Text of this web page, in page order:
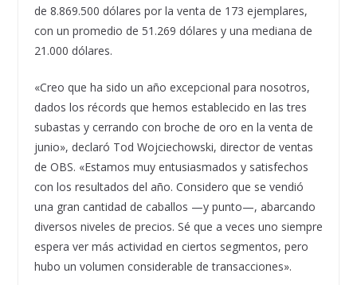
de 8.869.500 dólares por la venta de 173 ejemplares,
con un promedio de 51.269 dólares y una mediana de
21.000 dólares.
«Creo que ha sido un año excepcional para nosotros,
dados los récords que hemos establecido en las tres
subastas y cerrando con broche de oro en la venta de
junio», declaró Tod Wojciechowski, director de ventas
de OBS. «Estamos muy entusiasmados y satisfechos
con los resultados del año. Considero que se vendió
una gran cantidad de caballos —y punto—, abarcando
diversos niveles de precios. Sé que a veces uno siempre
espera ver más actividad en ciertos segmentos, pero
hubo un volumen considerable de transacciones».